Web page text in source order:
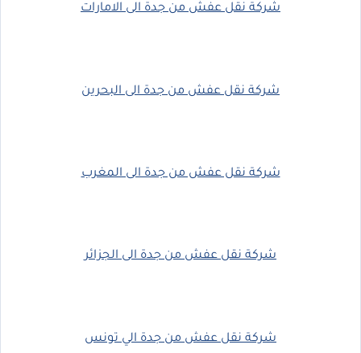
شركة نقل عفش من جدة الى الامارات
شركة نقل عفش من جدة الى البحرين
شركة نقل عفش من جدة الى المغرب
شركة نقل عفش من جدة الى الجزائر
شركة نقل عفش من جدة الي تونس